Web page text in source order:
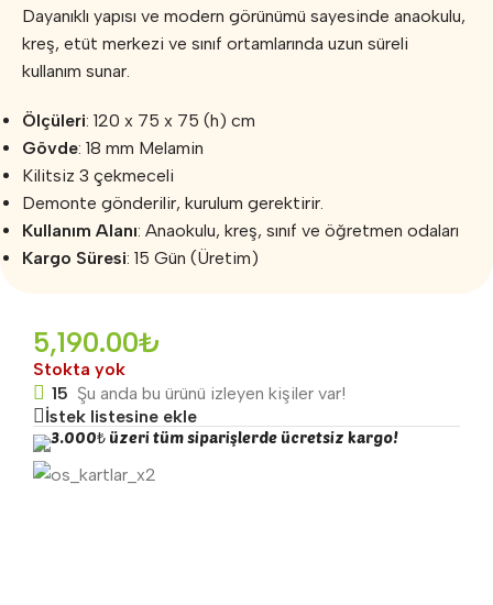
Dayanıklı yapısı ve modern görünümü sayesinde anaokulu,
kreş, etüt merkezi ve sınıf ortamlarında uzun süreli
kullanım sunar.
Ölçüleri: 120 x 75 x 75 (h) cm
Gövde: 18 mm Melamin
Kilitsiz 3 çekmeceli
Demonte gönderilir, kurulum gerektirir.
Kullanım Alanı: Anaokulu, kreş, sınıf ve öğretmen odaları
Kargo Süresi: 15 Gün (Üretim)
5,190.00₺
Stokta yok
15 Şu anda bu ürünü izleyen kişiler var!
İstek listesine ekle
3.000₺ üzeri tüm siparişlerde ücretsiz kargo!